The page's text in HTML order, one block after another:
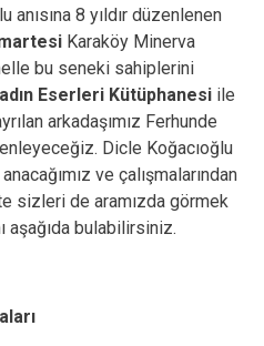
anısına 8 yıldır düzenlenen
Karaköy Minerva
bu seneki sahiplerini
Eserleri Kütüphanesi ile
arkadaşımız Ferhunde
Dicle Koğacıoğlu
ve çalışmalarından
sizleri de aramızda görmek
aşağıda bulabilirsiniz.